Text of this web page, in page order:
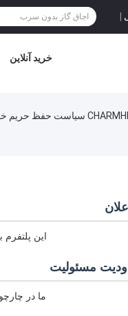
|
خرید آنلاین
این
مسئولیت
ما در